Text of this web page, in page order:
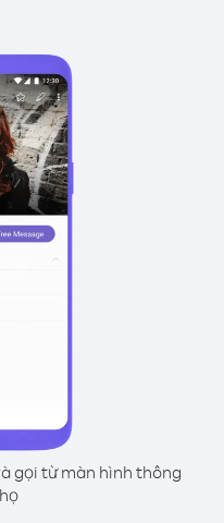
gọi từ màn hình thông